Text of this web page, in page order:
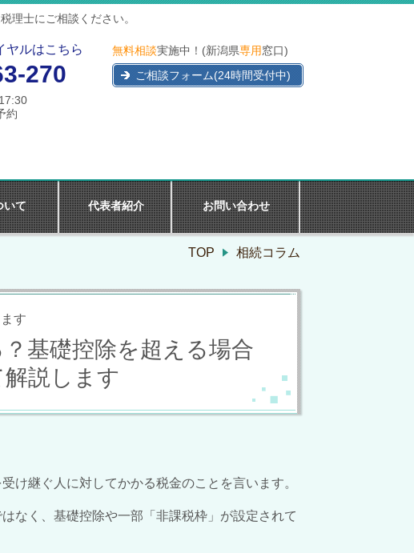
理士にご相談ください。
ヤルはこちら
270
約
無料相談実施中！(新潟県専用窓口)
ご相談フォーム(24時間受付中)
いて 代表者紹介 お問い合わせ
TOP 相続コラム
す
基礎控除を超える場合
説します
け継ぐ人に対してかかる税金のことを言います。
なく、基礎控除や一部「非課税枠」が設定されて